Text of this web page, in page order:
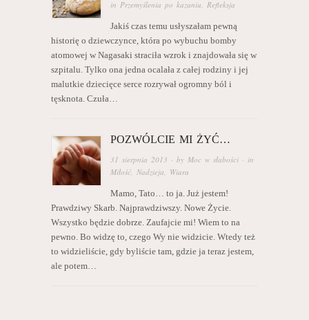
inPrzemyślenia po kazaniu,Refleksja
Jakiś czas temu usłyszałam pewną
historię o dziewczynce, która po wybuchu bomby
atomowej w Nagasaki straciła wzrok i znajdowała się w
szpitalu. Tylko ona jedna ocalała z całej rodziny i jej
malutkie dziecięce serce rozrywał ogromny ból i
tęsknota. Czuła…
POZWÓLCIE MI ŻYĆ…
31 sierpnia 2013 · by Moc w słabości · in
Miłość Nadzieja Wiara
Mamo, Tato… to ja. Już jestem!
Prawdziwy Skarb. Najprawdziwszy. Nowe Życie.
Wszystko będzie dobrze. Zaufajcie mi! Wiem to na
pewno. Bo widzę to, czego Wy nie widzicie. Wtedy też
to widzieliście, gdy byliście tam, gdzie ja teraz jestem,
ale potem…